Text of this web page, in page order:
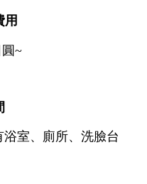
用
圓~
浴室、廁所、洗臉台